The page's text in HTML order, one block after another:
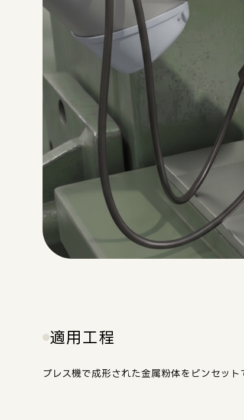
適用工程
プレス機で成形された金属粉体をピンセット